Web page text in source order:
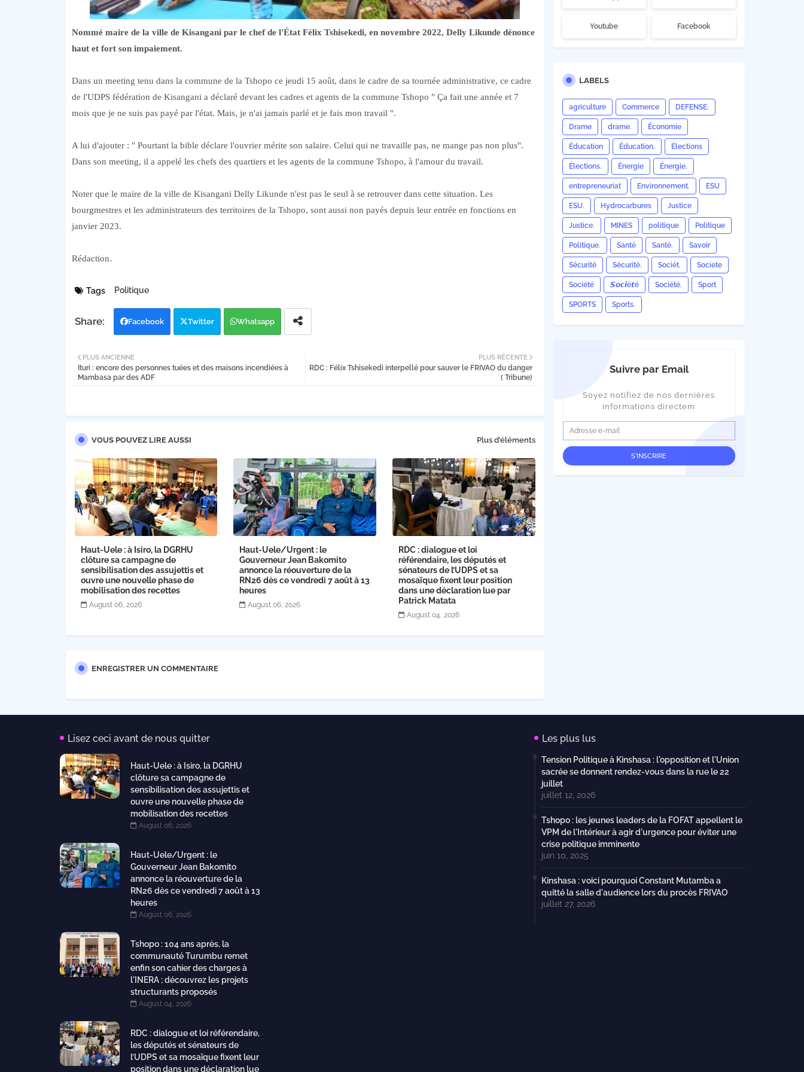
Nommé maire de la ville de Kisangani par le chef de l'État Félix Tshisekedi, en novembre 2022, Delly Likunde dénonce
haut et fort son impaiement.
Dans un meeting tenu dans la commune de la Tshopo ce jeudi 15 août, dans le cadre de sa tournée administrative, ce cadre
de l'UDPS fédération de Kisangani a déclaré devant les cadres et agents de la commune Tshopo " Ça fait une année et 7
mois que je ne suis pas payé par l'état. Mais, je n'ai jamais parlé et je fais mon travail ".
A lui d'ajouter : " Pourtant la bible déclare l'ouvrier mérite son salaire. Celui qui ne travaille pas, ne mange pas non plus".
Dans son meeting, il a appelé les chefs des quartiers et les agents de la commune Tshopo, à l'amour du travail.
Noter que le maire de la ville de Kisangani Delly Likunde n'est pas le seul à se retrouver dans cette situation. Les
bourgmestres et les administrateurs des territoires de la Tshopo, sont aussi non payés depuis leur entrée en fonctions en
janvier 2023.
Rédaction.
Tags Politique
Facebook Twitter Whatsapp
PLUS RÉCENTE
RDC : Félix Tshisekedi interpellé pour sauver le FRIVAO du danger
( Tribune)
PLUS ANCIENNE
Ituri : encore des personnes tuées et des maisons incendiées à
Mambasa par des ADF
VOUS POUVEZ LIRE AUSSI Plus d'éléments
Haut-Uele : à Isiro, la DGRHU
clôture sa campagne de
sensibilisation des assujettis et
ouvre une nouvelle phase de
mobilisation des recettes
August 06, 2026
Haut-Uele/Urgent : le
Gouverneur Jean Bakomito
annonce la réouverture de la
RN26 dès ce vendredi 7 août à 13
heures
August 06, 2026
RDC : dialogue et loi
référendaire, les députés et
sénateurs de l’UDPS et sa
mosaïque fixent leur position
dans une déclaration lue par
Patrick Matata
August 04, 2026
ENREGISTRER UN COMMENTAIRE
Youtube Facebook
LABELS
agriculture Commerce DEFENSE.
Drame drame. Économie
Éducation Éducation. Élections
Élections. Énergie Énergie.
entrepreneuriat Environnement. ESU
ESU. Hydrocarbures Justice
Justice. MINES politique Politique
Politique. Santé Santé. Savoir
Sécurité Sécurité. Sociét. Societe
Société 𝙎𝙤𝙘𝙞é𝙩é Société. Sport
SPORTS Sports.
Suivre par Email
Soyez notifiez de nos dernières
informations directem
Lisez ceci avant de nous quitter
Haut-Uele : à Isiro, la DGRHU
clôture sa campagne de
sensibilisation des assujettis et
ouvre une nouvelle phase de
mobilisation des recettes
August 06, 2026
Haut-Uele/Urgent : le
Gouverneur Jean Bakomito
annonce la réouverture de la
RN26 dès ce vendredi 7 août à 13
heures
August 06, 2026
Tshopo : 104 ans après, la
communauté Turumbu remet
enfin son cahier des charges à
l'INERA ; découvrez les projets
structurants proposés
August 04, 2026
RDC : dialogue et loi référendaire,
les députés et sénateurs de
l’UDPS et sa mosaïque fixent leur
position dans une déclaration lue
Les plus lus
Tension Politique à Kinshasa : l'opposition et l'Union
sacrée se donnent rendez-vous dans la rue le 22
juillet
juillet 12, 2026
Tshopo : les jeunes leaders de la FOFAT appellent le
VPM de l'Intérieur à agir d'urgence pour éviter une
crise politique imminente
juin 10, 2025
Kinshasa : voici pourquoi Constant Mutamba a
quitté la salle d'audience lors du procès FRIVAO
juillet 27, 2026